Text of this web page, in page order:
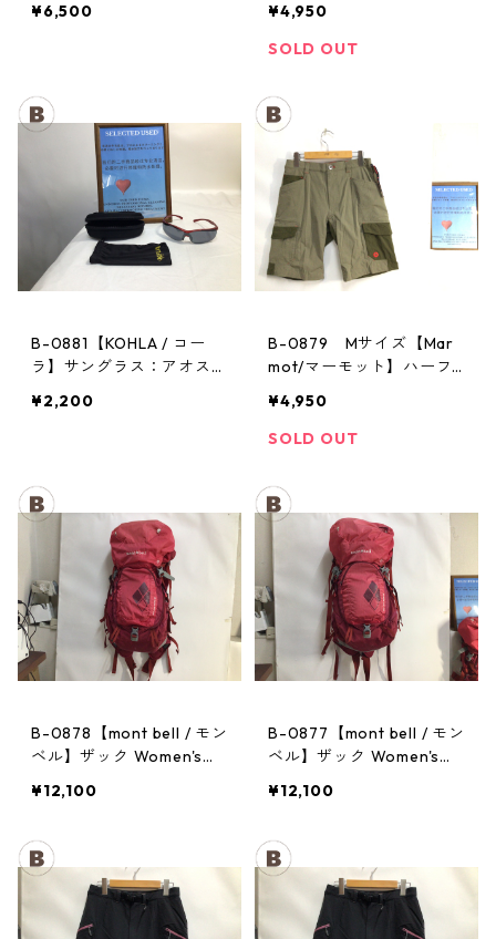
ィースL
¥6,500
Men's BGOL
¥4,950
SOLD OUT
B-0881【KOHLA / コー
ラ】サングラス：アオスタ
¥2,200
B-0879 Mサイズ【Mar
mot/マーモット】ハーフ
Men's BGOL
¥4,950
SOLD OUT
B-0878【mont bell / モン
ベル】ザック Women's：
¥12,100
B-0877【mont bell / モン
ベル】ザック Women's：
¥12,100